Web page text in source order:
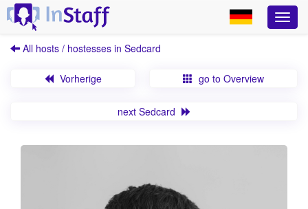
All hosts / hostesses in Sedcard
Vorherige go to Overview
next Sedcard